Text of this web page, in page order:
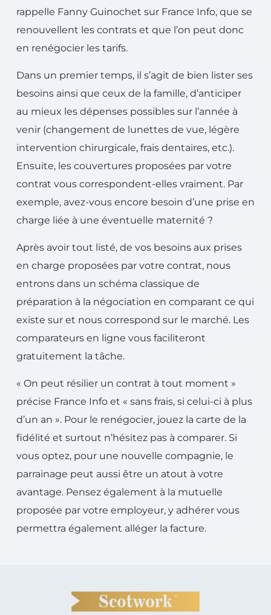
rappelle Fanny Guinochet sur France Info, que se
renouvellent les contrats et que l’on peut donc
en renégocier les tarifs.
Dans un premier temps, il s’agit de bien lister ses
besoins ainsi que ceux de la famille, d’anticiper
au mieux les dépenses possibles sur l’année à
venir (changement de lunettes de vue, légère
intervention chirurgicale, frais dentaires, etc.).
Ensuite, les couvertures proposées par votre
contrat vous correspondent-elles vraiment. Par
exemple, avez-vous encore besoin d’une prise en
charge liée à une éventuelle maternité ?
Après avoir tout listé, de vos besoins aux prises
en charge proposées par votre contrat, nous
entrons dans un schéma classique de
préparation à la négociation en comparant ce qui
existe sur et nous correspond sur le marché. Les
comparateurs en ligne vous faciliteront
gratuitement la tâche.
« On peut résilier un contrat à tout moment »
précise France Info et « sans frais, si celui-ci à plus
d’un an ». Pour le renégocier, jouez la carte de la
fidélité et surtout n’hésitez pas à comparer. Si
vous optez, pour une nouvelle compagnie, le
parrainage peut aussi être un atout à votre
avantage. Pensez également à la mutuelle
proposée par votre employeur, y adhérer vous
permettra également alléger la facture.